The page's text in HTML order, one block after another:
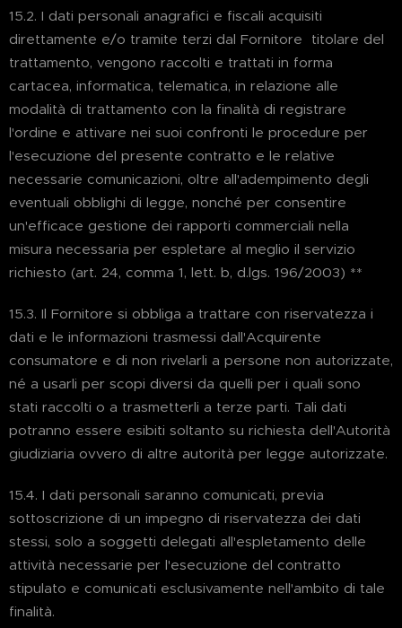
15.2. I dati personali anagrafici e fiscali acquisiti
direttamente e/o tramite terzi dal Fornitore titolare del
trattamento, vengono raccolti e trattati in forma
cartacea, informatica, telematica, in relazione alle
modalità di trattamento con la finalità di registrare
l'ordine e attivare nei suoi confronti le procedure per
l'esecuzione del presente contratto e le relative
necessarie comunicazioni, oltre all'adempimento degli
eventuali obblighi di legge, nonché per consentire
un'efficace gestione dei rapporti commerciali nella
misura necessaria per espletare al meglio il servizio
richiesto (art. 24, comma 1, lett. b, d.lgs. 196/2003) **
15.3. Il Fornitore si obbliga a trattare con riservatezza i
dati e le informazioni trasmessi dall'Acquirente
consumatore e di non rivelarli a persone non autorizzate,
né a usarli per scopi diversi da quelli per i quali sono
stati raccolti o a trasmetterli a terze parti. Tali dati
potranno essere esibiti soltanto su richiesta dell'Autorità
giudiziaria ovvero di altre autorità per legge autorizzate.
15.4. I dati personali saranno comunicati, previa
sottoscrizione di un impegno di riservatezza dei dati
stessi, solo a soggetti delegati all'espletamento delle
attività necessarie per l'esecuzione del contratto
stipulato e comunicati esclusivamente nell'ambito di tale
finalità.